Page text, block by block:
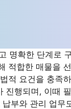
명확한 단계로
적합한 매물을
적 요건을 충족
진행되며, 이때
부와 관리 업무